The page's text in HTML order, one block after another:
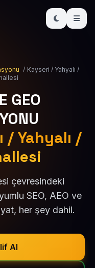
/ Kayseri / Yahyalı /
GEO
/ Yahyalı /
çevresindeki
SEO, AEO ve
her şey dahil.
Al